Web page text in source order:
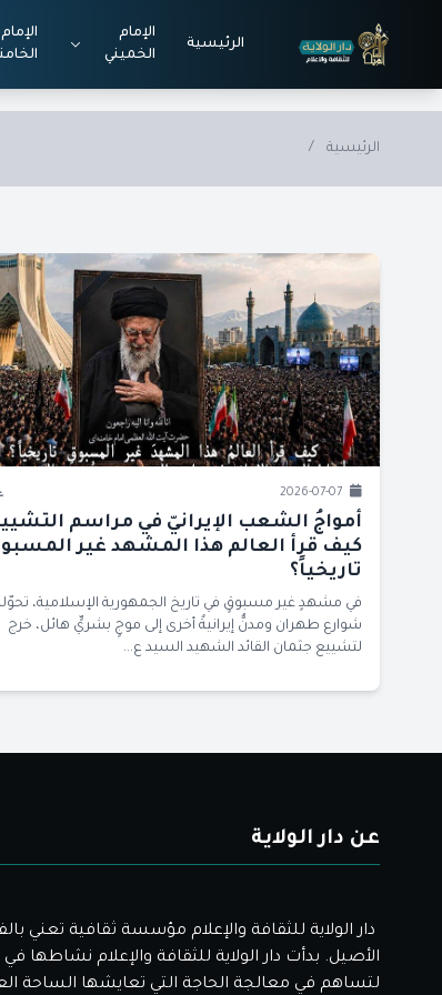
الرئيسية
الإمام
الخميني
الإمام
الرئيسية /
أمواجُ الشعب الإيرانيّ في مراسم
كيف قرأ العالم هذا المشهد غير
تاريخياً؟
في مشهدٍ غير مسبوقٍ في تاريخ الجمهورية الإسلامية،
شوارع طهران ومدنٌّ إيرانيةٌ أخرى إلى موجٍ بشريٍّ هائل، خرج
لتشييع جثمان القائد الشهيد السيد ع...
عن دار الولاية
دار الولاية للثقافة والإعلام مؤسسة ثقافية تعني
لتساهم في معالجة الحاجة التي تعايشها الساحة